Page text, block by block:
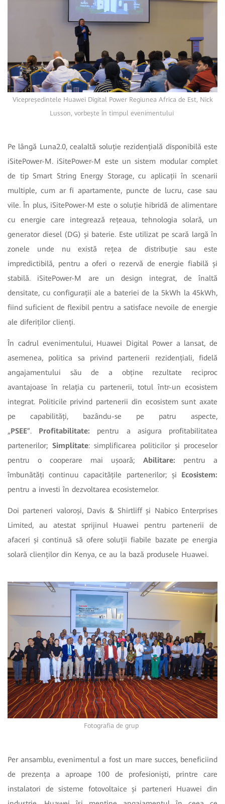
Vicepreședintele Huawei Digital Power Regiunea Africa de Est, Nick
Lusson, vorbește în timpul evenimentului
Pe lângă Luna2.0, cealaltă soluție rezidențială disponibilă este
iSitePower-M. iSitePower-M este un sistem modular complet
de tip Smart String Energy Storage, cu aplicații în scenarii
multiple, cum ar fi apartamente, puncte de lucru, case sau
vile. În plus, iSitePower-M este o soluție hibridă de alimentare
cu energie care integrează rețeaua, tehnologia solară, un
generator diesel (DG) și baterie. Este utilizat pe scară largă în
zonele unde nu există rețea de distribuție sau este
impredictibilă, pentru a oferi o rezervă de energie fiabilă și
stabilă. iSitePower-M are un design integrat, de înaltă
densitate, cu configurații ale a bateriei de la 5kWh la 45kWh,
fiind suficient de flexibil pentru a satisface nevoile de energie
ale diferiților clienți.
În cadrul evenimentului, Huawei Digital Power a lansat, de
asemenea, politica sa privind partenerii rezidențiali, fidelă
angajamentului său de a obține rezultate reciproc
avantajoase în relația cu partenerii, totul într-un ecosistem
integrat. Politicile privind partenerii din ecosistem sunt axate
pe capabilități, bazându-se pe patru aspecte,
„PSEE”. Profitabilitate: pentru a asigura profitabilitatea
partenerilor; Simplitate: simplificarea politicilor și proceselor
pentru o cooperare mai ușoară; Abilitare: pentru a
îmbunătăți continuu capacitățile partenerilor; și Ecosistem:
pentru a investi în dezvoltarea ecosistemelor.
Doi parteneri valoroși, Davis & Shirtliff și Nabico Enterprises
Limited, au atestat sprijinul Huawei pentru partenerii de
afaceri și continuă să ofere soluții fiabile bazate pe energia
solară clienților din Kenya, ce au la bază produsele Huawei.
Fotografia de grup
Per ansamblu, evenimentul a fost un mare succes, beneficiind
de prezența a aproape 100 de profesioniști, printre care
instalatori de sisteme fotovoltaice și parteneri Huawei din